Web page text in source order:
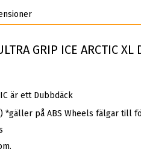
GRIP ICE ARCTIC
är ett Dubbdäck
*gäller på ABS Wheels fälgar till